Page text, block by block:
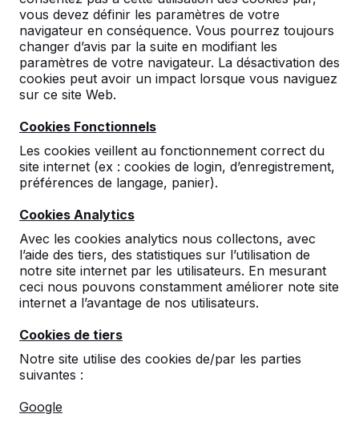
vous devez définir les paramètres de votre
navigateur en conséquence. Vous pourrez toujours
changer d’avis par la suite en modifiant les
paramètres de votre navigateur. La désactivation des
cookies peut avoir un impact lorsque vous naviguez
sur ce site Web.
Cookies Fonctionnels
Les cookies veillent au fonctionnement correct du
site internet (ex : cookies de login, d’enregistrement,
préférences de langage, panier).
Cookies Analytics
Avec les cookies analytics nous collectons, avec
l’aide des tiers, des statistiques sur l’utilisation de
notre site internet par les utilisateurs. En mesurant
ceci nous pouvons constamment améliorer note site
internet a l’avantage de nos utilisateurs.
Cookies de tiers
Notre site utilise des cookies de/par les parties
suivantes :
Google
Table de ping-pong en
béton, arrondie
€ 1.850,00hors TVA
2ème produit et suivants
économisez